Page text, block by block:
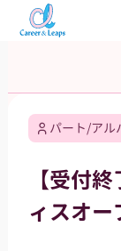
ス
パート/アル
【受付
ィスオー